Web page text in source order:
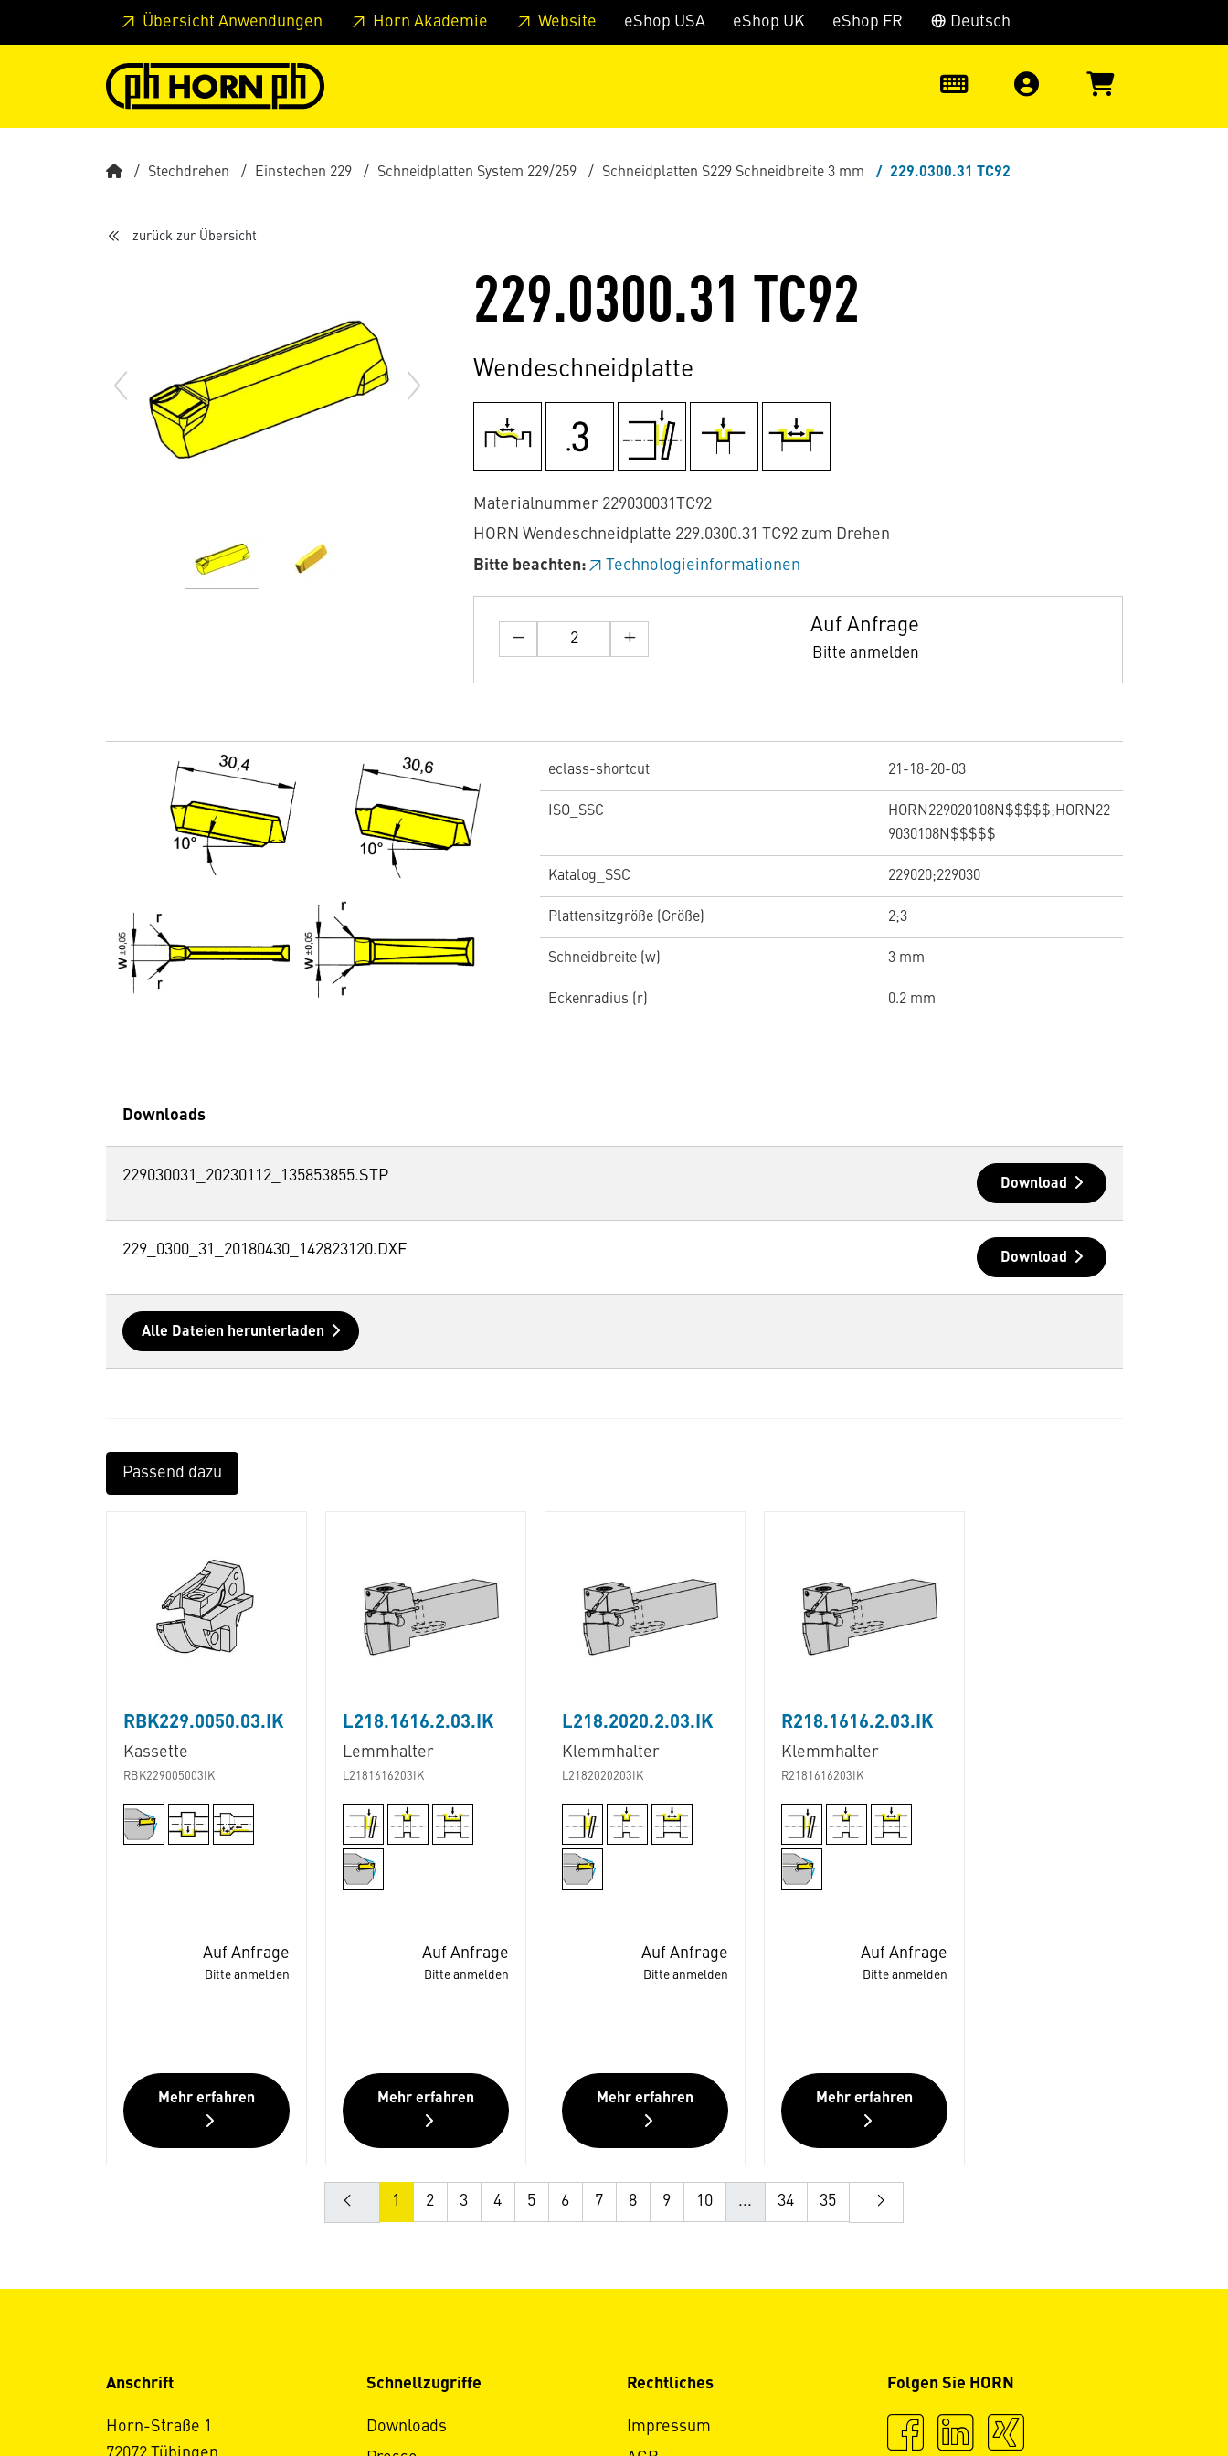
Springe zu Hauptinhalt Springe zum Header Springe zum Footer Springe zum Hauptmenu Springe zur Suche
Übersicht Anwendungen Horn Akademie Website eShop USA eShop UK eShop FR Deutsch
Stechdrehen Einstechen 229 Schneidplatten System 229/259 Schneidplatten S229 Schneidbreite 3 mm 229.0300.31 TC92
zurück zur Übersicht
229.0300.31 TC92
Wendeschneidplatte
Materialnummer 229030031TC92
HORN Wendeschneidplatte 229.0300.31 TC92 zum Drehen
Bitte beachten:
Technologieinformationen
Auf Anfrage
Bitte anmelden
eclass-shortcut 21-18-20-03
ISO_SSC
HORN229020108N$$$$$;HORN22
9030108N$$$$$
Katalog_SSC 229020;229030
Plattensitzgröße (Größe) 2;3
Schneidbreite (w) 3 mm
Eckenradius (r) 0.2 mm
Downloads
229030031_20230112_135853855.STP Download
229_0300_31_20180430_142823120.DXF Download
Alle Dateien herunterladen
Passend dazu
RBK229.0050.03.IK
Kassette
RBK229005003IK
Auf Anfrage
Bitte anmelden
Mehr erfahren
L218.1616.2.03.IK
Lemmhalter
L2181616203IK
Auf Anfrage
Bitte anmelden
Mehr erfahren
L218.2020.2.03.IK
Klemmhalter
L2182020203IK
Auf Anfrage
Bitte anmelden
Mehr erfahren
R218.1616.2.03.IK
Klemmhalter
R2181616203IK
Auf Anfrage
Bitte anmelden
Mehr erfahren
1 2 3 4 5 6 7 8 9 10 ... 34 35
Anschrift
Horn-Straße 1
Schnellzugriffe
Downloads
Rechtliches
Impressum
Folgen Sie HORN